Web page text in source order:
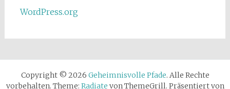
WordPress.org
Copyright © 2026 Geheimnisvolle Pfade. Alle Rechte
vorbehalten. Theme: Radiate von ThemeGrill. Präsentiert von